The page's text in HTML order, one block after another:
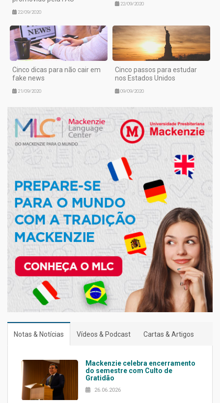
22/09/2020
22/09/2020
Cinco dicas para não cair em
fake news
21/09/2020
Cinco passos para estudar
nos Estados Unidos
09/09/2020
Notas & Notícias Vídeos & Podcast Cartas & Artigos
Mackenzie celebra encerramento
do semestre com Culto de
Gratidão
26.06.2026